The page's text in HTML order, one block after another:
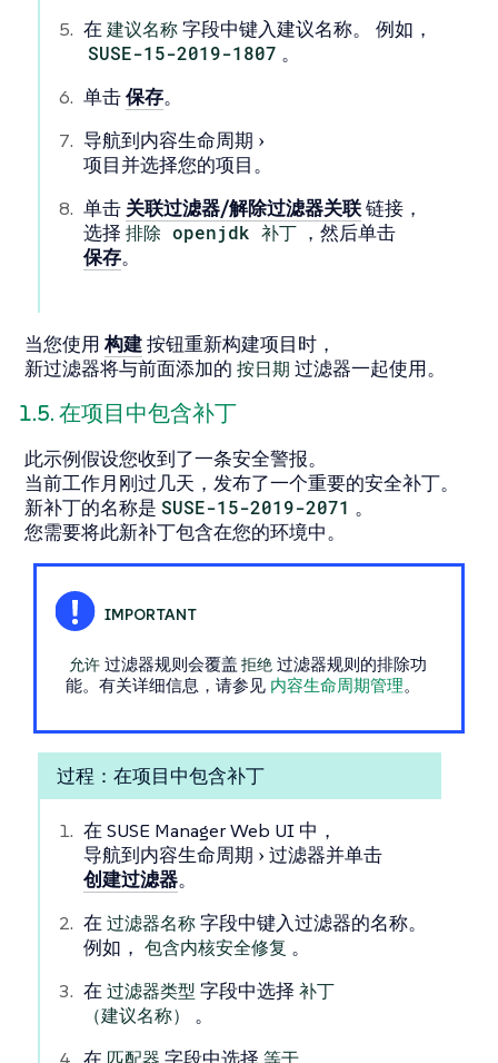
在建议名称字段中键入建议名称。 例如，
SUSE-15-2019-1807 。
单击保存。
导航到内容生命周期
项目并选择您的项目。
单击关联过滤器/解除过滤器关联链接，
选择 排除 openjdk 补丁 ，然后单击
保存。
当您使用构建按钮重新构建项目时，
新过滤器将与前面添加的 按日期 过滤器一起使用。
1.5. 在项目中包含补丁
此示例假设您收到了一条安全警报。
当前工作月刚过几天，发布了一个重要的安全补丁。
新补丁的名称是 SUSE-15-2019-2071 。
您需要将此新补丁包含在您的环境中。
允许 过滤器规则会覆盖 拒绝 过滤器规则的排除功
能。有关详细信息，请参见 内容生命周期管理。
过程：在项目中包含补丁
在 SUSE Manager Web UI 中，
导航到内容生命周期 过滤器并单击
创建过滤器。
在 过滤器名称字段中键入过滤器的名称。
例如， 包含内核安全修复 。
在 过滤器类型 字段中选择 补丁
（建议名称）
。
匹配器 等于